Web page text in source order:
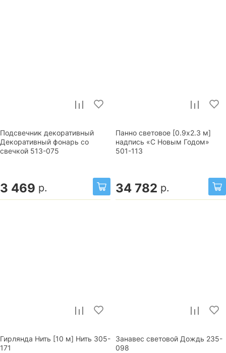
Подсвечник декоративный
Декоративный фонарь со
свечкой 513-075
3 469 р.
Панно световое [0.9x2.3 м]
надпись «С Новым Годом»
501-113
34 782 р.
Гирлянда Нить [10 м] Нить 305-
171
Занавес световой Дождь 235-
098